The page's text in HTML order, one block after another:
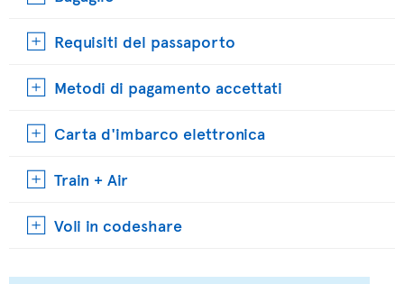
Requisiti del passaporto
Metodi di pagamento accettati
Carta d'imbarco elettronica
Train + Air
Voli in codeshare